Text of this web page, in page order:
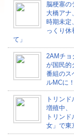
脳梗塞の
大橋アナ
時期未定
っくり休
て」
2AMチョ
が国民的
番組のス
ルMCに！
トリンド
増殖中、
トリンド
女」で東